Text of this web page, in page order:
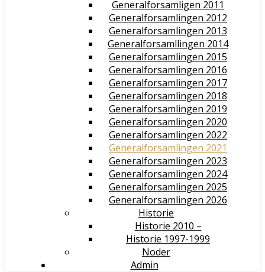
Generalforsamligen 2011
Generalforsamlingen 2012
Generalforsamlingen 2013
Generalforsamllingen 2014
Generalforsamlingen 2015
Generalforsamlingen 2016
Generalforsamlingen 2017
Generalforsamlingen 2018
Generalforsamlingen 2019
Generalforsamlingen 2020
Generalforsamlingen 2022
Generalforsamlingen 2021
Generalforsamlingen 2023
Generalforsamlingen 2024
Generalforsamlingen 2025
Generalforsamlingen 2026
Historie
Historie 2010 –
Historie 1997-1999
Noder
Admin